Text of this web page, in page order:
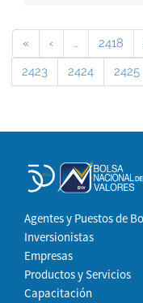
« ‹ … 2418
2423
2424 2425
Agentes y Puestos de
Inversionistas
Empresas
Productos y Servicios
Capacitación